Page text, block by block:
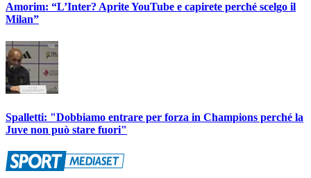
Amorim: “L’Inter? Aprite YouTube e capirete perché scelgo il
Milan”
Spalletti: "Dobbiamo entrare per forza in Champions perché la
Juve non può stare fuori"